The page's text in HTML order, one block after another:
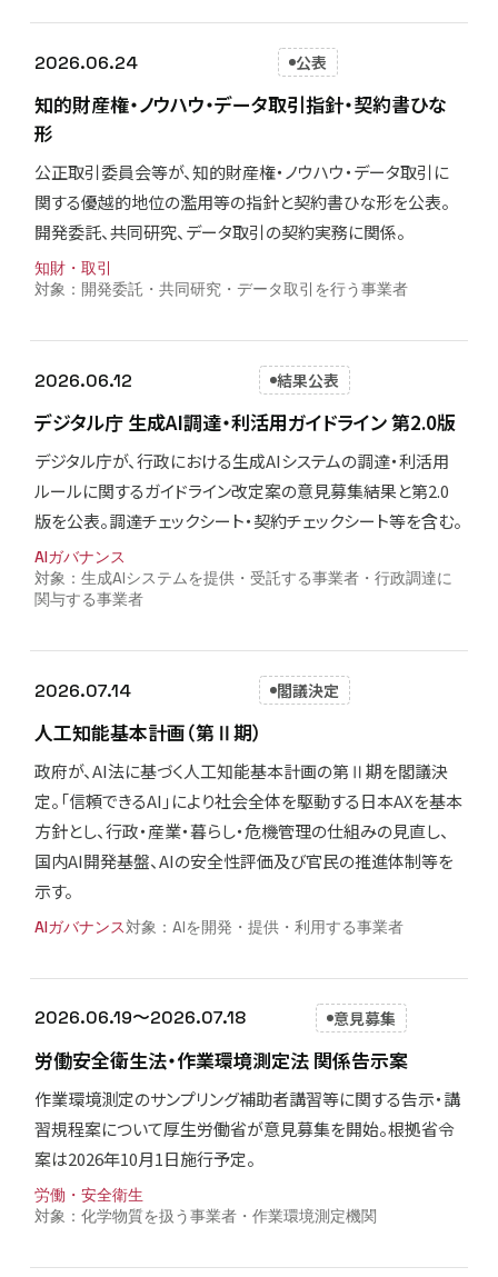
2026.06.24 公表
知的財産権・ノウハウ・データ取引指針・契約書ひな
形
公正取引委員会等が、知的財産権・ノウハウ・データ取引に
関する優越的地位の濫用等の指針と契約書ひな形を公表。
開発委託、共同研究、データ取引の契約実務に関係。
知財・取引
開発委託・共同研究・データ取引を行う事業者
2026.06.12 結果公表
デジタル庁 生成AI調達・利活用ガイドライン 第2.0版
デジタル庁が、行政における生成AIシステムの調達・利活用
ルールに関するガイドライン改定案の意見募集結果と第2.0
版を公表。調達チェックシート・契約チェックシート等を含む。
AIガバナンス
生成AIシステムを提供・受託する事業者・行政調達に
関与する事業者
2026.07.14 閣議決定
人工知能基本計画（第Ⅱ期）
政府が、AI法に基づく人工知能基本計画の第Ⅱ期を閣議決
定。「信頼できるAI」により社会全体を駆動する日本AXを基本
方針とし、行政・産業・暮らし・危機管理の仕組みの見直し、
国内AI開発基盤、AIの安全性評価及び官民の推進体制等を
示す。
AIガバナンス AIを開発・提供・利用する事業者
2026.06.19〜2026.07.18 意見募集
労働安全衛生法・作業環境測定法 関係告示案
作業環境測定のサンプリング補助者講習等に関する告示・講
習規程案について厚生労働省が意見募集を開始。根拠省令
案は2026年10月1日施行予定。
労働・安全衛生
化学物質を扱う事業者・作業環境測定機関